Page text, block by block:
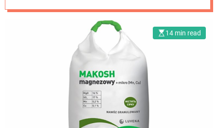
Makosh
14 min read